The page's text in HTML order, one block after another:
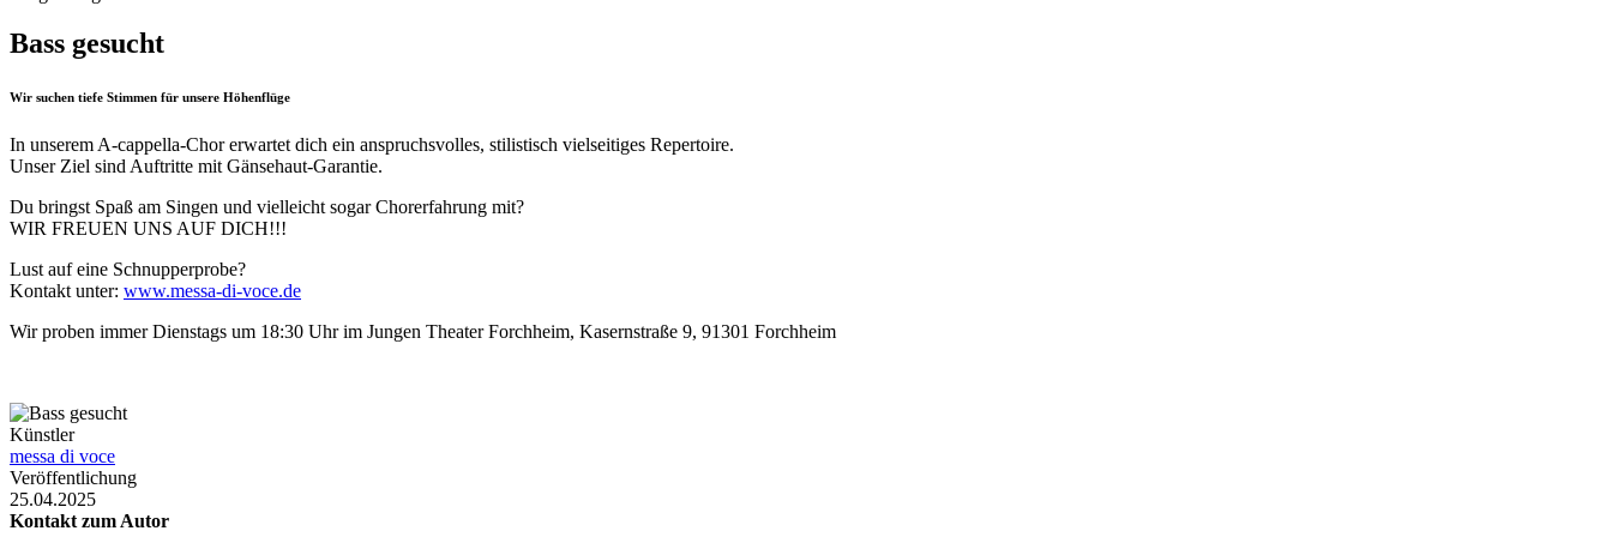
Bass gesucht
Wir suchen tiefe Stimmen für unsere Höhenflüge
In unserem A-cappella-Chor erwartet dich ein anspruchsvolles, stilistisch vielseitiges Repertoire.
Unser Ziel sind Auftritte mit Gänsehaut-Garantie.
Du bringst Spaß am Singen und vielleicht sogar Chorerfahrung mit?
WIR FREUEN UNS AUF DICH!!!
Lust auf eine Schnupperprobe?
Kontakt unter: www.messa-di-voce.de
Wir proben immer Dienstags um 18:30 Uhr im Jungen Theater Forchheim, Kasernstraße 9, 91301 Forchheim
Künstler
messa di voce
Veröffentlichung
25.04.2025
Kontakt zum Autor